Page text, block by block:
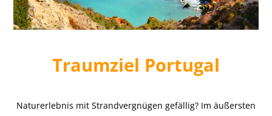
Traumziel Portugal
Naturerlebnis mit Strandvergnügen gefällig? Im äußersten